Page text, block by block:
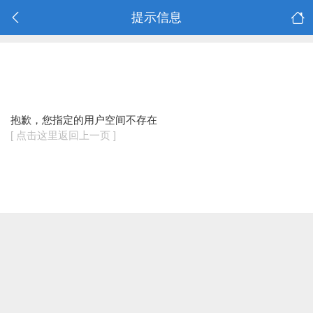
提示信息
抱歉，您指定的用户空间不存在
[ 点击这里返回上一页 ]